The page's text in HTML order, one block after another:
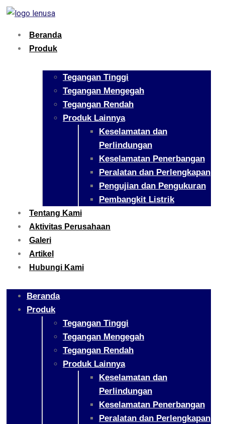
Beranda
Produk
Tegangan Tinggi
Tegangan Mengegah
Tegangan Rendah
Produk Lainnya
Keselamatan dan
Perlindungan
Keselamatan Penerbangan
Peralatan dan Perlengkapan
Pengujian dan Pengukuran
Pembangkit Listrik
Tentang Kami
Aktivitas Perusahaan
Galeri
Artikel
Hubungi Kami
Beranda
Produk
Tegangan Tinggi
Tegangan Mengegah
Tegangan Rendah
Produk Lainnya
Keselamatan dan
Perlindungan
Keselamatan Penerbangan
Peralatan dan Perlengkapan